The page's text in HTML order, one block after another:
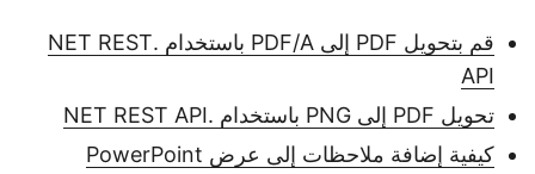
قم بتحويل PDF إلى PDF/A باستخدام .NET REST
API
تحويل PDF إلى PNG باستخدام .NET REST API
كيفية إضافة ملاحظات إلى عرض PowerPoint